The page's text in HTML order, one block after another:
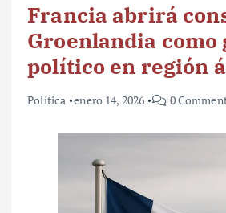
Francia abrirá
Groenlandia como
político en región
Política enero 14, 2026 0